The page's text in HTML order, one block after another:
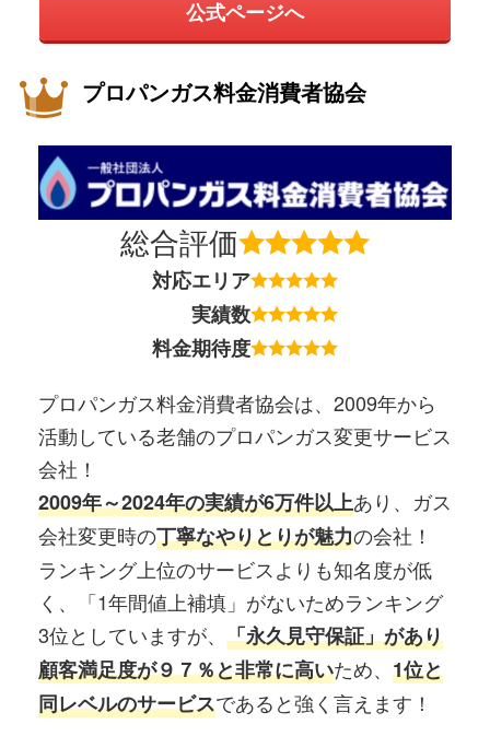
公式ページへ
プロパンガス料金消費者協会
総合評価
対応エリア
実績数
料金期待度
プロパンガス料金消費者協会は、2009年から
活動している老舗のプロパンガス変更サービス
会社！
2009年～2024年の実績が6万件以上あり、ガス
会社変更時の丁寧なやりとりが魅力の会社！
ランキング上位のサービスよりも知名度が低
く、「1年間値上補填」がないためランキング
3位としていますが、 「永久見守保証」があり
顧客満足度が９７％と非常に高いため、 1位と
同レベルのサービスであると強く言えます！